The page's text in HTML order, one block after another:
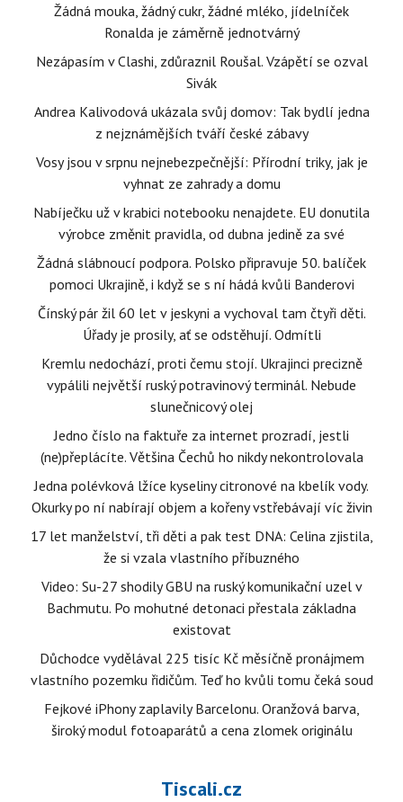
Žádná mouka, žádný cukr, žádné mléko, jídelníček
Ronalda je záměrně jednotvárný
Nezápasím v Clashi, zdůraznil Roušal. Vzápětí se ozval
Sivák
Andrea Kalivodová ukázala svůj domov: Tak bydlí jedna
z nejznámějších tváří české zábavy
Vosy jsou v srpnu nejnebezpečnější: Přírodní triky, jak je
vyhnat ze zahrady a domu
Nabíječku už v krabici notebooku nenajdete. EU donutila
výrobce změnit pravidla, od dubna jedině za své
Žádná slábnoucí podpora. Polsko připravuje 50. balíček
pomoci Ukrajině, i když se s ní hádá kvůli Banderovi
Čínský pár žil 60 let v jeskyni a vychoval tam čtyři děti.
Úřady je prosily, ať se odstěhují. Odmítli
Kremlu nedochází, proti čemu stojí. Ukrajinci precizně
vypálili největší ruský potravinový terminál. Nebude
slunečnicový olej
Jedno číslo na faktuře za internet prozradí, jestli
(ne)přeplácíte. Většina Čechů ho nikdy nekontrolovala
Jedna polévková lžíce kyseliny citronové na kbelík vody.
Okurky po ní nabírají objem a kořeny vstřebávají víc živin
17 let manželství, tři děti a pak test DNA: Celina zjistila,
že si vzala vlastního příbuzného
Video: Su-27 shodily GBU na ruský komunikační uzel v
Bachmutu. Po mohutné detonaci přestala základna
existovat
Důchodce vydělával 225 tisíc Kč měsíčně pronájmem
vlastního pozemku řidičům. Teď ho kvůli tomu čeká soud
Fejkové iPhony zaplavily Barcelonu. Oranžová barva,
široký modul fotoaparátů a cena zlomek originálu
Tiscali.cz